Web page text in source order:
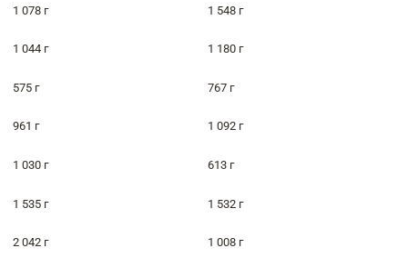
1 078 г 1 548 г
1 044 г 1 180 г
575 г 767 г
961 г 1 092 г
1 030 г 613 г
1 535 г 1 532 г
2 042 г 1 008 г